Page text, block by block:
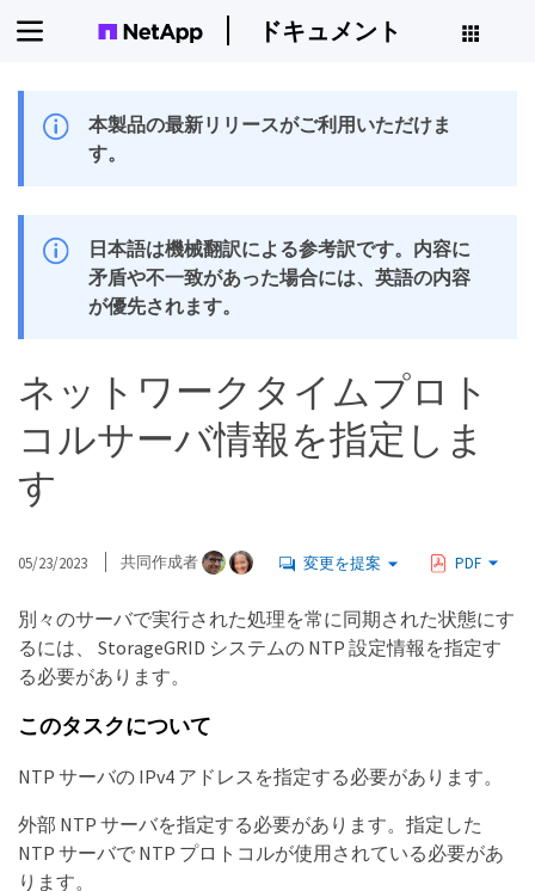
ドキュメント
本製品の最新リリースがご利用いただけま
す。
日本語は機械翻訳による参考訳です。内容に
矛盾や不一致があった場合には、英語の内容
が優先されます。
ネットワークタイムプロト
コルサーバ情報を指定しま
す
05/23/2023 共同作成者 変更を提案 PDF
別々のサーバで実行された処理を常に同期された状態にす
るには、 StorageGRID システムの NTP 設定情報を指定す
る必要があります。
このタスクについて
NTP サーバの IPv4 アドレスを指定する必要があります。
外部 NTP サーバを指定する必要があります。指定した
NTP サーバで NTP プロトコルが使用されている必要があ
ります。